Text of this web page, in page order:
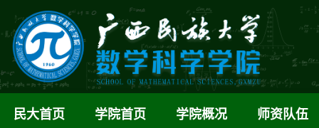
民大首页 学院首页 学院概况 师资队伍